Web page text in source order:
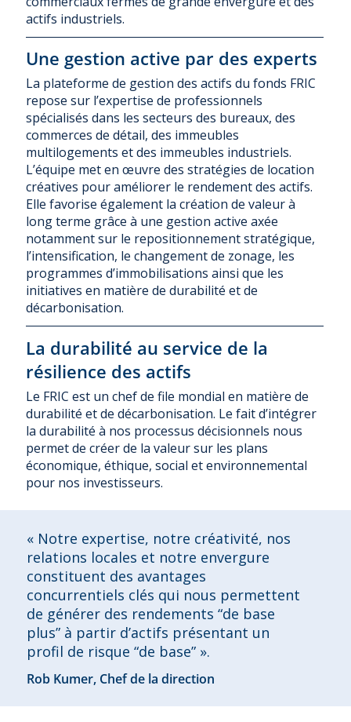
actifs industriels.
Une gestion active par des experts
La plateforme de gestion des actifs du fonds FRIC
repose sur l’expertise de professionnels
spécialisés dans les secteurs des bureaux, des
commerces de détail, des immeubles
multilogements et des immeubles industriels.
L’équipe met en œuvre des stratégies de location
créatives pour améliorer le rendement des actifs.
Elle favorise également la création de valeur à
long terme grâce à une gestion active axée
notamment sur le repositionnement stratégique,
l’intensification, le changement de zonage, les
programmes d’immobilisations ainsi que les
initiatives en matière de durabilité et de
décarbonisation.
La durabilité au service de la
résilience des actifs
Le FRIC est un chef de file mondial en matière de
durabilité et de décarbonisation. Le fait d’intégrer
la durabilité à nos processus décisionnels nous
permet de créer de la valeur sur les plans
économique, éthique, social et environnemental
pour nos investisseurs.
« Notre expertise, notre créativité, nos
relations locales et notre envergure
constituent des avantages
concurrentiels clés qui nous permettent
de générer des rendements “de base
plus” à partir d’actifs présentant un
profil de risque “de base” ».
Rob Kumer, Chef de la direction